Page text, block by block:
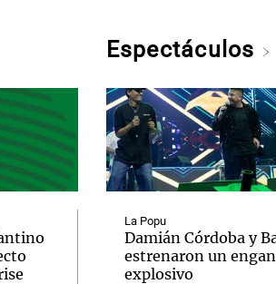
Espectáculos
La Popu
Damián Córdoba y
estrenaron un
explosivo